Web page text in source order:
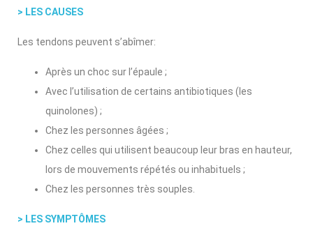
> LES CAUSES
Les tendons peuvent s’abîmer:
Après un choc sur l’épaule ;
Avec l’utilisation de certains antibiotiques (les
quinolones) ;
Chez les personnes âgées ;
Chez celles qui utilisent beaucoup leur bras en hauteur,
lors de mouvements répétés ou inhabituels ;
Chez les personnes très souples.
> LES SYMPTÔMES